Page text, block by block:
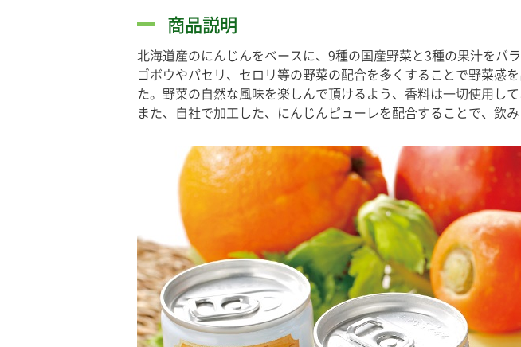
商品説明
北海道産のにんじんをベースに、9種の国産野菜と3種の果汁をバ
ゴボウやパセリ、セロリ等の野菜の配合を多くすることで野菜感
た。野菜の自然な風味を楽しんで頂けるよう、香料は一切使用して
また、自社で加工した、にんじんピューレを配合することで、飲